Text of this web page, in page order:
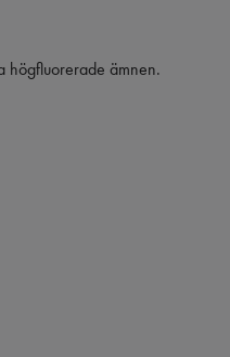
högfluorerade ämnen.